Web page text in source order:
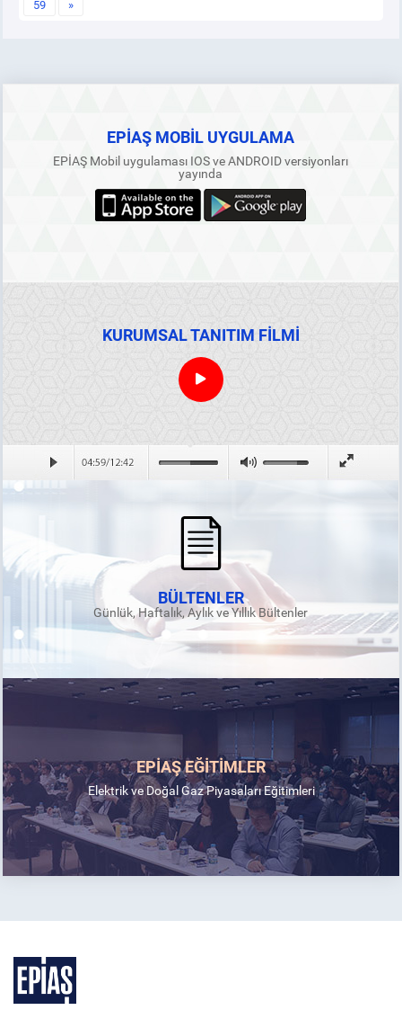
59
»
EPİAŞ MOBİL UYGULAMA
EPİAŞ Mobil uygulaması IOS ve ANDROID versiyonları
yayında
KURUMSAL TANITIM FİLMİ
BÜLTENLER
Günlük, Haftalık, Aylık ve Yıllık Bültenler
EPİAŞ EĞİTİMLER
Elektrik ve Doğal Gaz Piyasaları Eğitimleri